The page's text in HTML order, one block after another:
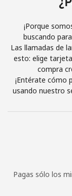
¡Porque
buscando
Las llamadas de
esto: elige
compra
¡Entérate cómo
usando nuestro
Pagas sólo los